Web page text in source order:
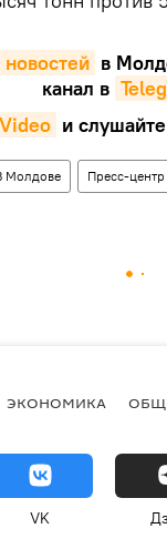
новостей в
канал в
Video и слушайте
Молдове Пресс-центр
ЭКОНОМИКА
VK